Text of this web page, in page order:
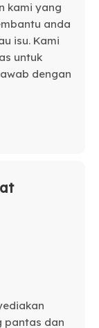
kami yang
anda
isu. Kami
untuk
dengan
pantas dan